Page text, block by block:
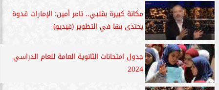
مكانة كبيرة بقلبي.. تامر أمين: الإمارات قدوة
يحتذى بها في التطوير (فيديو)
جدول امتحانات الثانوية العامة للعام الدراسي
2024